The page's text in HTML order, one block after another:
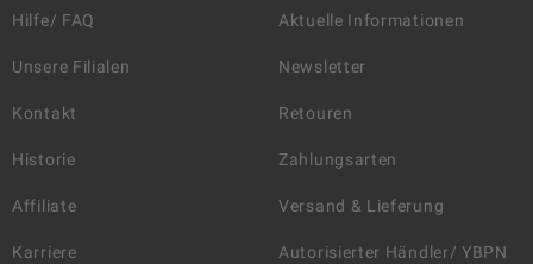
Hilfe/ FAQ
Unsere Filialen
Kontakt
Historie
Affiliate
Karriere
Aktuelle Informationen
Newsletter
Retouren
Zahlungsarten
Versand & Lieferung
Autorisierter Händler/ YBPN